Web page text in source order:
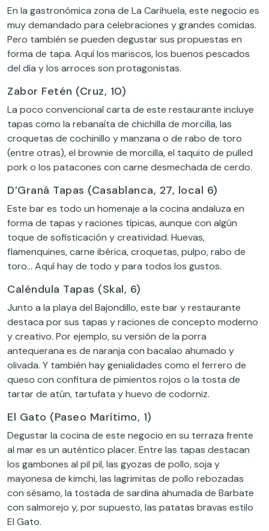
En la gastronómica zona de La Carihuela, este negocio es
muy demandado para celebraciones y grandes comidas.
Pero también se pueden degustar sus propuestas en
forma de tapa. Aquí los mariscos, los buenos pescados
del día y los arroces son protagonistas.
Zabor Fetén (Cruz, 10)
La poco convencional carta de este restaurante incluye
tapas como la rebanaíta de chichilla de morcilla, las
croquetas de cochinillo y manzana o de rabo de toro
(entre otras), el brownie de morcilla, el taquito de pulled
pork o los patacones con carne desmechada de cerdo.
D’Graná Tapas (Casablanca, 27, local 6)
Este bar es todo un homenaje a la cocina andaluza en
forma de tapas y raciones típicas, aunque con algún
toque de sofisticación y creatividad. Huevas,
flamenquines, carne ibérica, croquetas, pulpo, rabo de
toro… Aquí hay de todo y para todos los gustos.
Caléndula Tapas (Skal, 6)
Junto a la playa del Bajondillo, este bar y restaurante
destaca por sus tapas y raciones de concepto moderno
y creativo. Por ejemplo, su versión de la porra
antequerana es de naranja con bacalao ahumado y
olivada. Y también hay genialidades como el ferrero de
queso con confitura de pimientos rojos o la tosta de
tartar de atún, tartufata y huevo de codorniz.
El Gato (Paseo Marítimo, 1)
Degustar la cocina de este negocio en su terraza frente
al mar es un auténtico placer. Entre las tapas destacan
los gambones al pil pil, las gyozas de pollo, soja y
mayonesa de kimchi, las lagrimitas de pollo rebozadas
con sésamo, la tostada de sardina ahumada de Barbate
con salmorejo y, por supuesto, las patatas bravas estilo
El Gato.